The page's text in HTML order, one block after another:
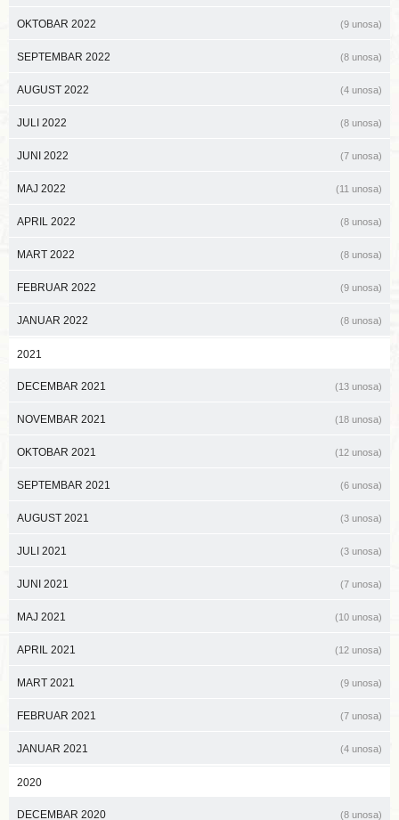
OKTOBAR 2022 (9 unosa)
SEPTEMBAR 2022 (8 unosa)
AUGUST 2022 (4 unosa)
JULI 2022 (8 unosa)
JUNI 2022 (7 unosa)
MAJ 2022 (11 unosa)
APRIL 2022 (8 unosa)
MART 2022 (8 unosa)
FEBRUAR 2022 (9 unosa)
JANUAR 2022 (8 unosa)
2021
DECEMBAR 2021 (13 unosa)
NOVEMBAR 2021 (18 unosa)
OKTOBAR 2021 (12 unosa)
SEPTEMBAR 2021 (6 unosa)
AUGUST 2021 (3 unosa)
JULI 2021 (3 unosa)
JUNI 2021 (7 unosa)
MAJ 2021 (10 unosa)
APRIL 2021 (12 unosa)
MART 2021 (9 unosa)
FEBRUAR 2021 (7 unosa)
JANUAR 2021 (4 unosa)
2020
DECEMBAR 2020 (8 unosa)